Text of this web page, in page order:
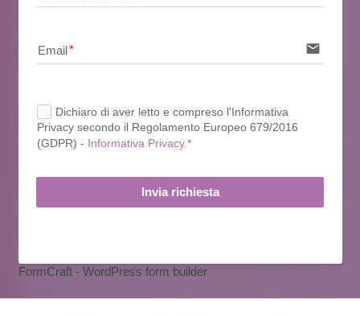
Email email
Dichiaro di aver letto e compreso l'Informativa
Privacy secondo il Regolamento Europeo 679/2016
(GDPR) - Informativa Privacy.*
Invia richiesta
FormCraft - WordPress form builder